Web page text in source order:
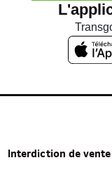
Interdiction de